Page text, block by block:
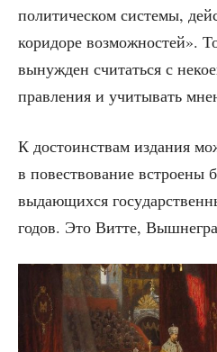
поли­ти­че­ском систе­мы,
кори­до­ре воз­мож­но­стей».
вынуж­ден счи­тать­ся с
прав­ле­ния и учи­ты­вать
К досто­ин­ствам изда­ния
в повест­во­ва­ние встро­е­ны
выда­ю­щих­ся
годов. Это Вит­те,